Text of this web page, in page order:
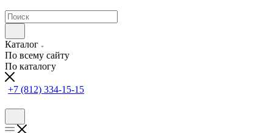
Каталог
По всему сайту
По каталогу
+7 (812) 334-15-15